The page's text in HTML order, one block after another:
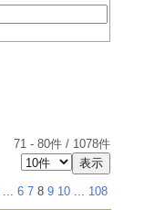
71 - 80件 / 1078件
... 6 7 8 9 10 ... 108